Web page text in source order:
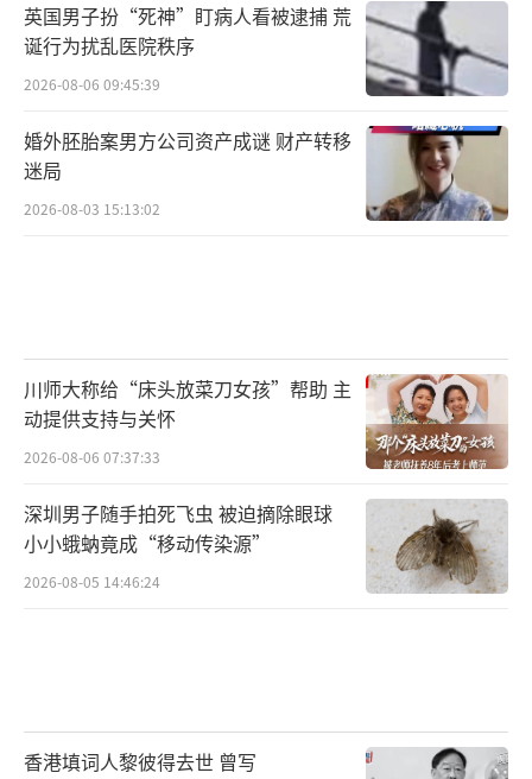
英国男子扮“死神”盯病人看被逮捕 荒
诞行为扰乱医院秩序
2026-08-06 09:45:39
婚外胚胎案男方公司资产成谜 财产转移
迷局
2026-08-03 15:13:02
川师大称给“床头放菜刀女孩”帮助 主
动提供支持与关怀
2026-08-06 07:37:33
深圳男子随手拍死飞虫 被迫摘除眼球
小小蛾蚋竟成“移动传染源”
2026-08-05 14:46:24
香港填词人黎彼得去世 曾写